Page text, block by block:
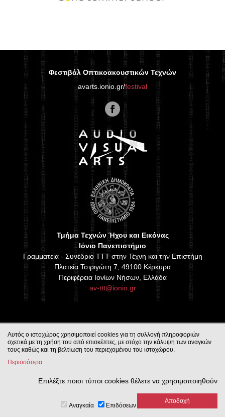
Φεστιβάλ Οπτικοακουστικών Τεχνών
avarts.ionio.gr/festival
Τμήμα Τεχνών Ήχου και Εικόνας
Ιόνιο Πανεπιστήμιο
Γραμματεία - Συνέδριο TTT στην Τέχνη και την Επιστήμη
Πλατεία Τσιριγώτη 7, 49100 Κέρκυρα
Περιφέρεια Ιονίων Νήσων, Ελλάδα
av-ttt@ionio.gr
Αυτός ο ιστοχώρος χρησιμοποιεί cookies για τη συλλογή πληροφοριών
σχετικά με τη χρήση του από επισκέπτες, με στόχο την κάλυψη των αναγκών
τους καθώς και τη βελτίωση του περιεχομένου του ιστοχώρου.
Περισσότερα
Επιλέξτε ποιοι τύποι cookies θέλετε να χρησιμοποιηθούν
Αναγκαία Επιδόσεων